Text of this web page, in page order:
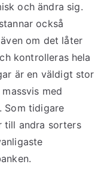
och ändra sig.
också
om det låter
kontrolleras hela
är en väldigt stor
med
Som tidigare
till andra sorters